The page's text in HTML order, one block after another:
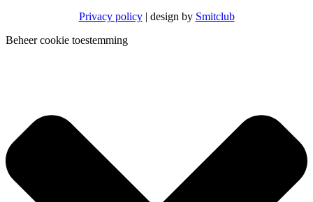
Privacy policy| design by Smitclub
Beheer cookie toestemming